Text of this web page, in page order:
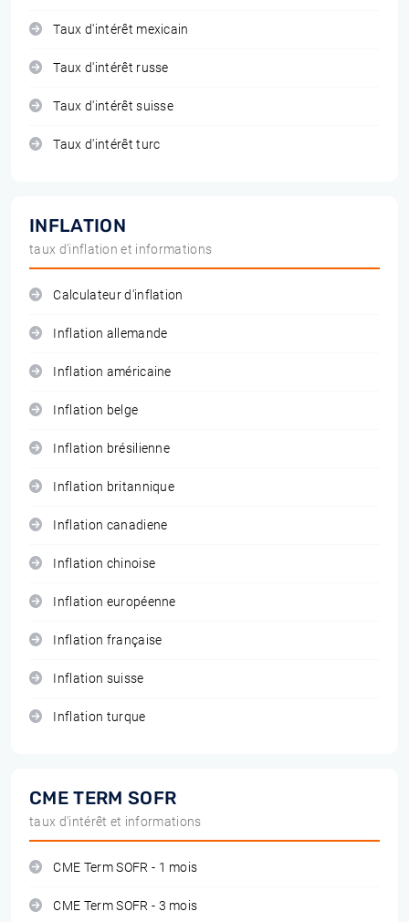
Taux d'intérêt mexicain
Taux d'intérêt russe
Taux d'intérêt suisse
Taux d'intérêt turc
INFLATION
taux d'inflation et informations
Calculateur d'inflation
Inflation allemande
Inflation américaine
Inflation belge
Inflation brésilienne
Inflation britannique
Inflation canadiene
Inflation chinoise
Inflation européenne
Inflation française
Inflation suisse
Inflation turque
CME TERM SOFR
taux d'intérêt et informations
CME Term SOFR - 1 mois
CME Term SOFR - 3 mois